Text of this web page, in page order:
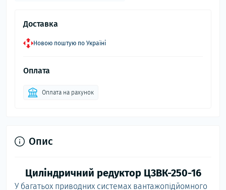
Доставка
Новою поштую по Україні
Оплата
Оплата на рахунок
Опис
Циліндричний редуктор Ц3ВК-250-16
У багатьох приводних системах вантажопідйомного